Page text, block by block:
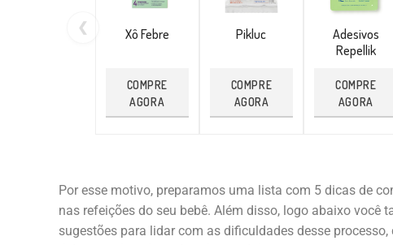
❮ Xô Febre
COMPRE
AGORA
Pikluc
COMPRE
AGORA
Adesivos
Repellik
COMPRE
AGORA
Por esse motivo, preparamos uma lista com 5 dicas de
nas refeições do seu bebê. Além disso, logo abaixo você
sugestões para lidar com as dificuldades desse